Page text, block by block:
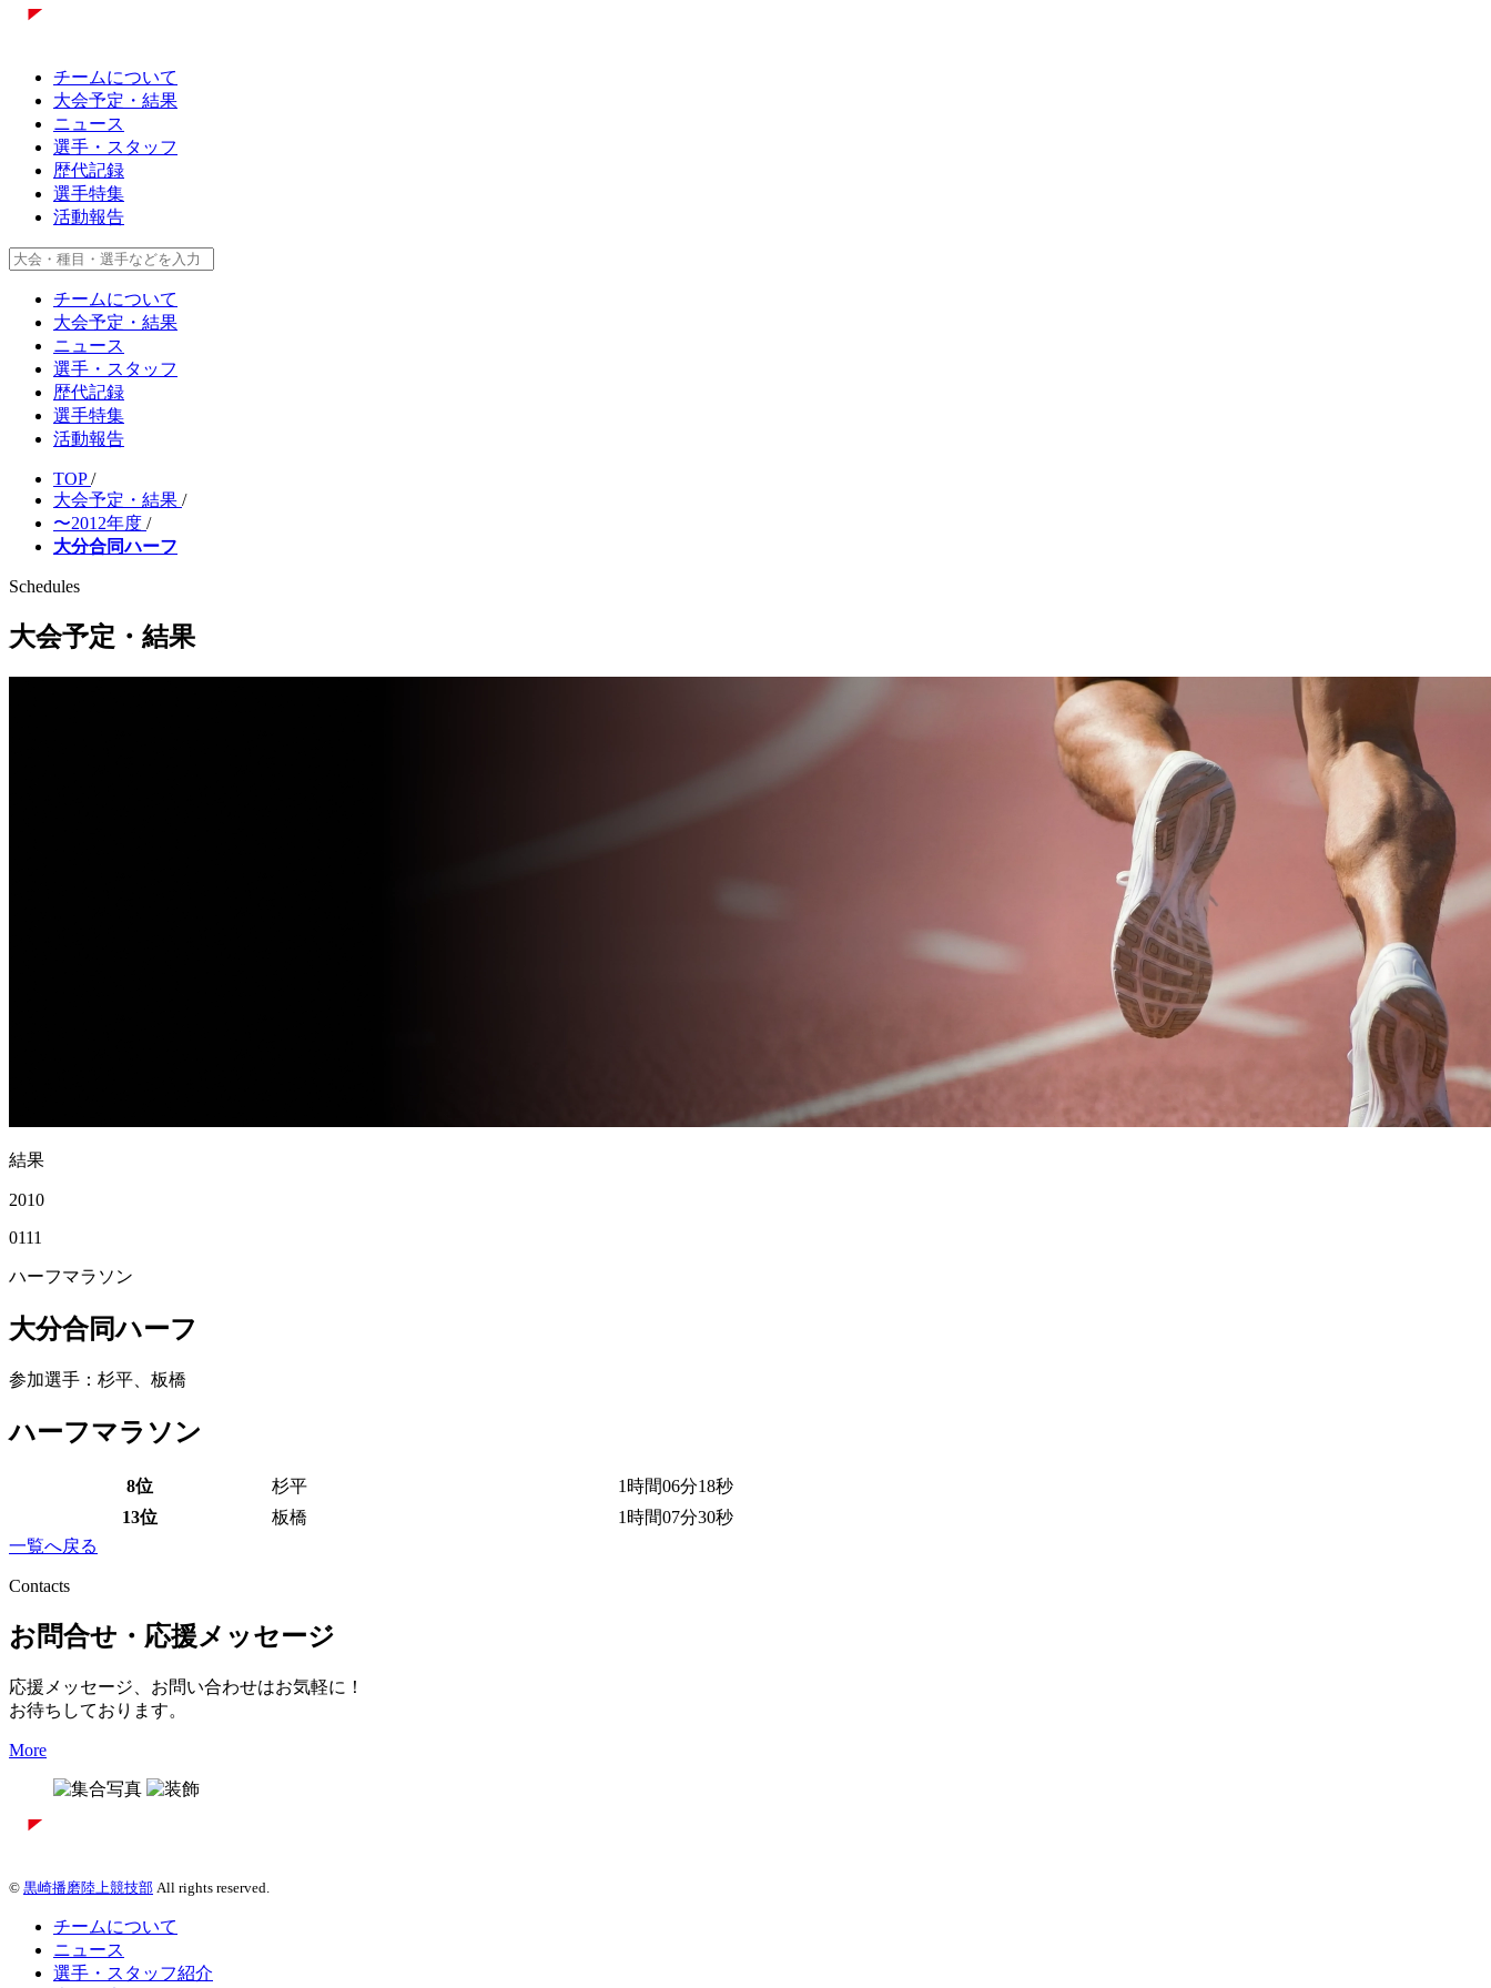
チームについて
大会予定・結果
ニュース
選手・スタッフ
歴代記録
選手特集
活動報告
チームについて
大会予定・結果
ニュース
選手・スタッフ
歴代記録
選手特集
活動報告
TOP /
大会予定・結果 /
〜2012年度 /
大分合同ハーフ
Schedules
大会予定・結果
結果
2010
0111
ハーフマラソン
大分合同ハーフ
参加選手 ：杉平、板橋
ハーフマラソン
8位 杉平
1時間06分18秒
13位
板橋
1時間07分30秒
一覧へ戻る
Contacts
お問合せ・応援メッセージ
応援メッセージ、お問い合わせはお気軽に！
お待ちしております。
More
© 黒崎播磨陸上競技部 All rights reserved.
チームについて
ニュース
選手・スタッフ紹介